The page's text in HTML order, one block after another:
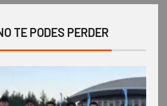
TE PODES PERDER